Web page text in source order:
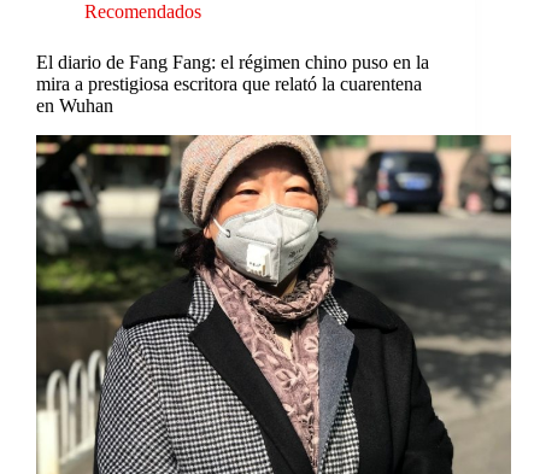
Recomendados
El diario de Fang Fang: el régimen chino puso en la
mira a prestigiosa escritora que relató la cuarentena
en Wuhan